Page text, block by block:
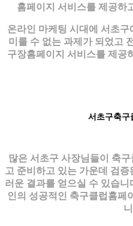
홈페이지 서비스를 제공하
온라인 마케팅 시대에 서초
미룰 수 없는 과제가 되었고
구장홈페이지 서비스를 제공
서초구축구
많은 서초구 사장님들이 축
고 준비하고 있는 가운데 검
러운 결과를 얻으실 수 있습
인의 성공적인 축구클럽홈페